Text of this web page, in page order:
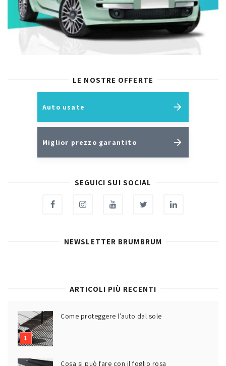
LE NOSTRE OFFERTE
Auto usate
Miglior prezzo garantito
SEGUICI SUI SOCIAL
NEWSLETTER BRUMBRUM
ARTICOLI PIÙ RECENTI
Come proteggere l’auto dal sole
Cosa si può fare con il foglio rosa